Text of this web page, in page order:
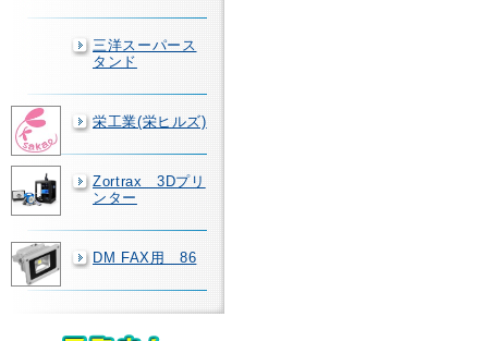
三洋スーパース
タンド
栄工業(栄ヒルズ)
Zortrax 3Dプリ
ンター
DM FAX用 86